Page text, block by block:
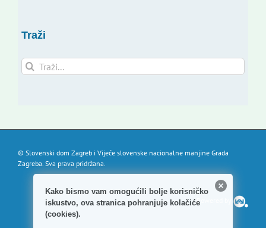
Traži
Traži...
© Slovenski dom Zagreb i Vijeće slovenske nacionalne manjine Grada
Zagreba. Sva prava pridržana.
Powered by
Kako bismo vam omogućili bolje korisničko
iskustvo, ova stranica pohranjuje kolačiće
(cookies).